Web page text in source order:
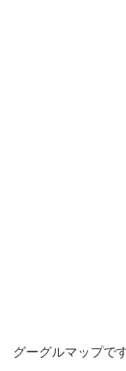
グーグルマップで